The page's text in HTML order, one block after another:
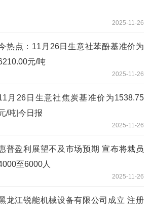
2025-11-26
热点：11月26日生意社苯酚基准价为
元/吨
2025-11-26
月26日生意社焦炭基准价为1538.75
/吨|今日报
2025-11-26
普盈利展望不及市场预期 宣布将裁员
至6000人
2025-11-26
龙江锐能机械设备有限公司成立 注册